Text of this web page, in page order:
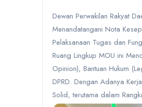
Dewan Perwakilan Rakyat
Menandatangani Nota
Pelaksanaan Tugas dan
Ruang Lingkup MOU ini
Opinion), Bantuan Hukum
DPRD. Dengan Adanya
Solid, terutama dalam